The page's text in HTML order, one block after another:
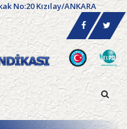
No:20 Kızılay/ANKARA